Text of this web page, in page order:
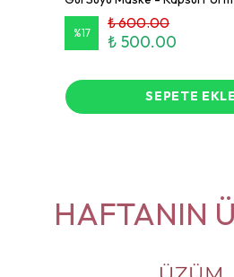
%17
₺ 600.00
₺ 500.00
SEPETE EKLE
HAFTANIN